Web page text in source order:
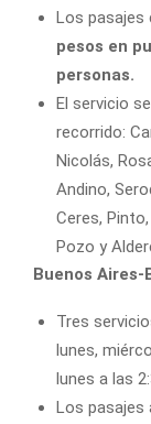
Los pasajes
pesos en
personas.
El servicio
recorrido:
Nicolás,
Andino,
Ceres,
Pozo y
Buenos Aires-
Tres
lunes,
lunes a las
Los pasajes